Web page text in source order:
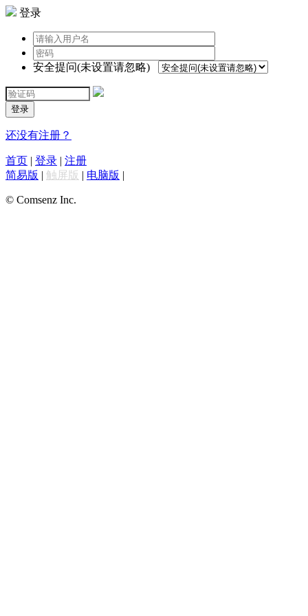
登录
安全提问(未设置请忽略)
登录
还没有注册？
首页 | 登录 | 注册
简易版 | 触屏版 | 电脑版 |
© Comsenz Inc.